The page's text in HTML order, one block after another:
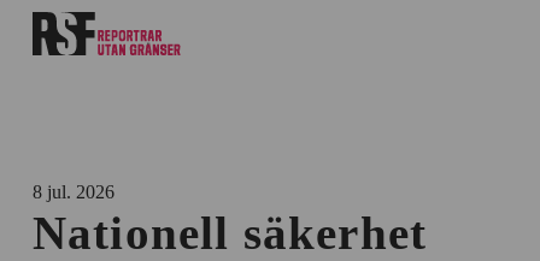
8 jul. 2026
Nationell säkerhet